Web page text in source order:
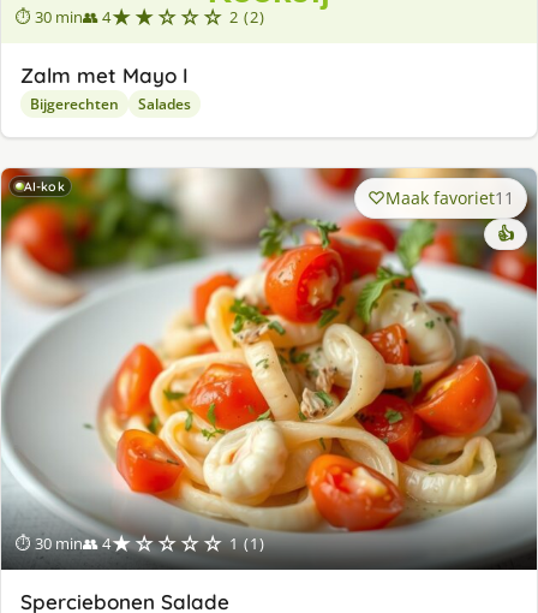
⏱ 30 min👥 4★★☆☆☆ 2 (2)
Zalm met Mayo I
Bijgerechten Salades
AI-kok
⏱ 30 min👥 4★☆☆☆☆ 1 (1)
Maak favoriet11
👍
Sperciebonen Salade